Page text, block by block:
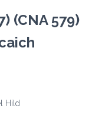
(CNA 579)
Hild